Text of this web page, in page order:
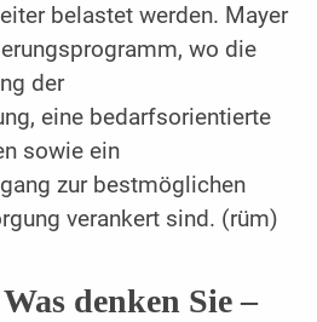
belastet werden. Mayer
wo die
der
eine bedarfsorientierte
sowie ein
zur bestmöglichen
verankert sind. (rüm)
denken Sie –